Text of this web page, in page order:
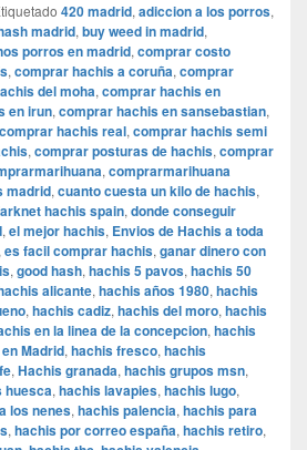
420 madrid, adiccion a los porros,
madrid, buy weed in madrid,
porros en madrid, comprar costo
, comprar hachis a coruña, comprar
del moha, comprar hachis en
en irun, comprar hachis en sansebastian,
comprar hachis real, comprar hachis semi
, comprar posturas de hachis, comprar
, comprarmarihuana
madrid, cuanto cuesta un kilo de hachis,
hachis spain, donde conseguir
, el mejor hachis, Envios de Hachis a toda
es facil comprar hachis, ganar dinero con
, good hash, hachis 5 pavos, hachis 50
alicante, hachis años 1980, hachis
, hachis cadiz, hachis del moro, hachis
en la linea de la concepcion, hachis
Madrid, hachis fresco, hachis
, Hachis granada, hachis grupos msn,
huesca, hachis lavapies, hachis lugo,
los nenes, hachis palencia, hachis para
, hachis por correo españa, hachis retiro,